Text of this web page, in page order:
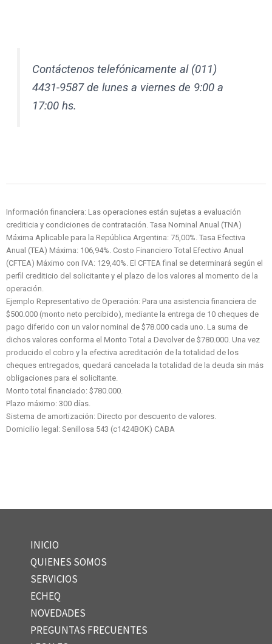
Contáctenos telefónicamente al (011)
4431-9587 de lunes a viernes de 9:00 a
17:00 hs.
Información financiera: Las operaciones están sujetas a evaluación
crediticia y condiciones de contratación. Tasa Nominal Anual (TNA)
Máxima Aplicable para la República Argentina: 75,00%. Tasa Efectiva
Anual (TEA) Máxima: 106,94%. Costo Financiero Total Efectivo Anual
(CFTEA) Máximo con IVA: 129,40%. El CFTEA final se determinará según el
perfil crediticio del solicitante y el plazo de los valores al momento de la
operación.
​Ejemplo Representativo de Operación: Para una asistencia financiera de
$500.000 (monto neto percibido), mediante la entrega de 10 cheques de
pago diferido con un valor nominal de $78.000 cada uno. La suma de
dichos valores conforma el Monto Total a Devolver de $780.000. Una vez
producido el cobro y la efectiva acreditación de la totalidad de los
cheques entregados, quedará cancelada la totalidad de la deuda sin más
obligaciones para el solicitante.
​Monto total financiado: $780.000.
​Plazo máximo: 300 días.
​Sistema de amortización: Directo por descuento de valores.
Domicilio legal: Senillosa 543 (c1424BOK) CABA
INICIO
QUIENES SOMOS
SERVICIOS
ECHEQ
NOVEDADES
PREGUNTAS FRECUENTES